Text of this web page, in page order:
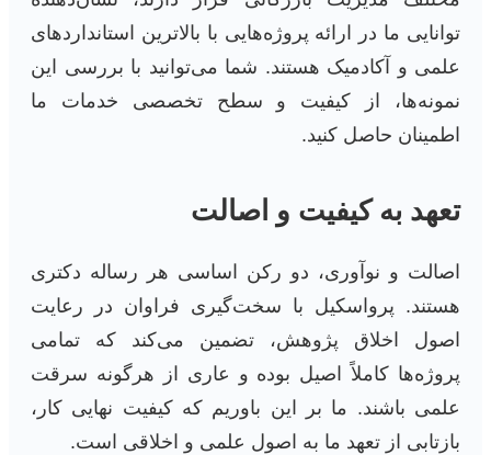
توانایی ما در ارائه پروژه‌هایی با بالاترین استانداردهای
علمی و آکادمیک هستند. شما می‌توانید با بررسی این
نمونه‌ها، از کیفیت و سطح تخصصی خدمات ما
اطمینان حاصل کنید.
تعهد به کیفیت و اصالت
اصالت و نوآوری، دو رکن اساسی هر رساله دکتری
هستند. پرواسکیل با سخت‌گیری فراوان در رعایت
اصول اخلاق پژوهش، تضمین می‌کند که تمامی
پروژه‌ها کاملاً اصیل بوده و عاری از هرگونه سرقت
علمی باشند. ما بر این باوریم که کیفیت نهایی کار،
بازتابی از تعهد ما به اصول علمی و اخلاقی است.